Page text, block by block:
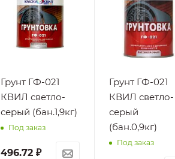
Грунт ГФ-021
КВИЛ светло-
серый (бан.1,9кг)
Под заказ
496.72 ₽
Грунт ГФ-021
КВИЛ светло-
серый
(бан.0,9кг)
Под заказ